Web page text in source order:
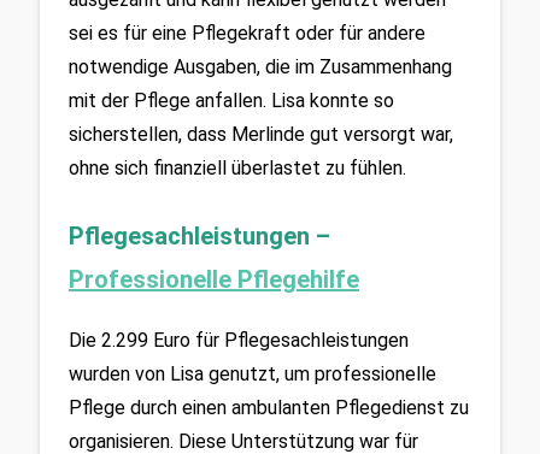
sei es für eine Pflegekraft oder für andere
notwendige Ausgaben, die im Zusammenhang
mit der Pflege anfallen. Lisa konnte so
sicherstellen, dass Merlinde gut versorgt war,
ohne sich finanziell überlastet zu fühlen.
Professionelle Pflegehilfe
Die 2.299 Euro für Pflegesachleistungen
wurden von Lisa genutzt, um professionelle
Pflege durch einen ambulanten Pflegedienst zu
organisieren. Diese Unterstützung war für